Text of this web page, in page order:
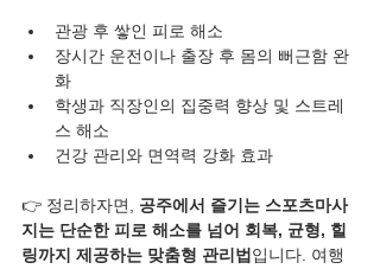
관광 후 쌓인 피로 해소
장시간 운전이나 출장 후 몸의 뻐근함 완
화
학생과 직장인의 집중력 향상 및 스트레
스 해소
건강 관리와 면역력 강화 효과
👉 정리하자면, 공주에서 즐기는 스포츠마사
지는 단순한 피로 해소를 넘어 회복, 균형, 힐
링까지 제공하는 맞춤형 관리법 입니다. 여행